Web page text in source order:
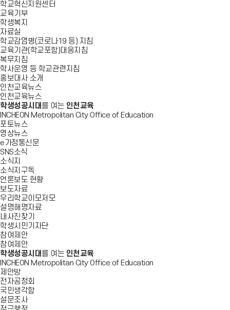
학교혁신지원센터
교육기부
학생복지
자료실
학교감염병(코로나19 등) 지침
교육기관(학교포함)대응지침
복무지침
학사운영 등 학교관련지침
홍보대사 소개
인천교육뉴스
인천교육뉴스
학생성공시대 를 여는 인천교육
INCHEON Metropolitan City Office of Education
포토뉴스
영상뉴스
e가정통신문
SNS소식
소식지
소식지구독
언론보도 현황
보도자료
우리학교이모저모
설명해명자료
내사진찾기
학생시민기자단
참여제안
참여제안
학생성공시대 를 여는 인천교육
INCHEON Metropolitan City Office of Education
제안방
전자공청회
국민생각함
설문조사